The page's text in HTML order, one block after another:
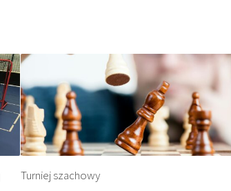
Turniej szachowy